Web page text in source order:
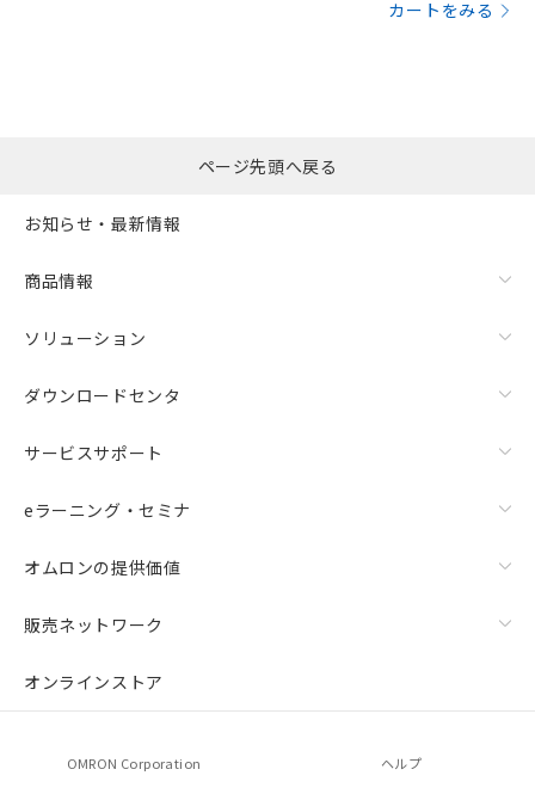
カートをみる
ページ先頭へ戻る
お知らせ・最新情報
商品情報
ソリューション
ダウンロードセンタ
サービスサポート
eラーニング・セミナ
オムロンの提供価値
販売ネットワーク
オンラインストア
OMRON Corporation ヘルプ